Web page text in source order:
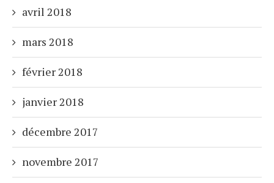
avril 2018
mars 2018
février 2018
janvier 2018
décembre 2017
novembre 2017